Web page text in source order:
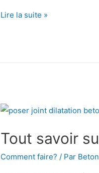
Comment
Lire la suite »
Tout savoir
Comment faire? / Par